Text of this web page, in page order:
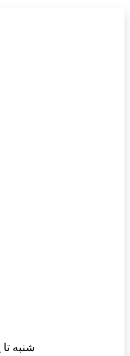
شنبه تا پنجشنبه 9